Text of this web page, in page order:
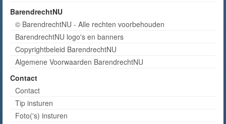
BarendrechtNU
© BarendrechtNU - Alle rechten voorbehouden
BarendrechtNU logo's en banners
Copyrightbeleid BarendrechtNU
Algemene Voorwaarden BarendrechtNU
Contact
Contact
Tip insturen
Foto('s) insturen